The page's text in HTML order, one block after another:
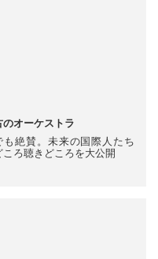
オーケストラ
絶賛。未来の国際人たち
ろ聴きどころを大公開